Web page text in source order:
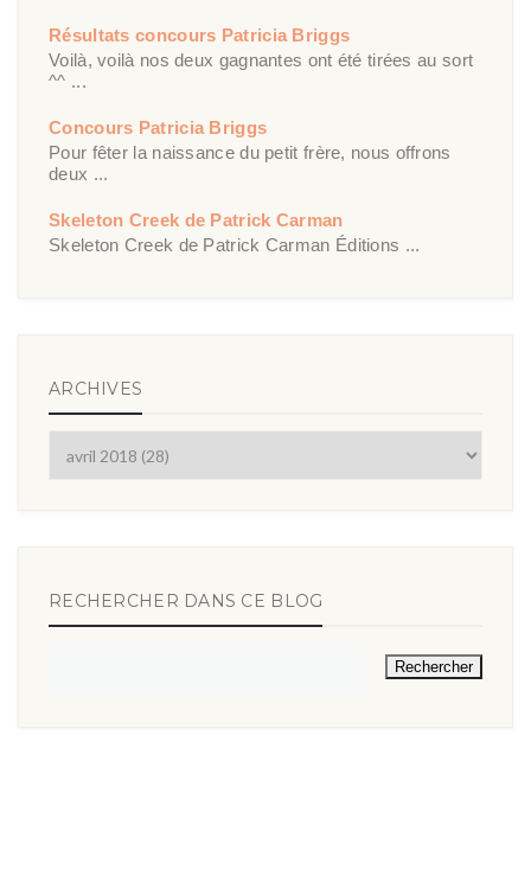
Résultats concours Patricia Briggs
Voilà, voilà nos deux gagnantes ont été tirées au sort
^^ ...
Concours Patricia Briggs
Pour fêter la naissance du petit frère, nous offrons
deux ...
Skeleton Creek de Patrick Carman
Skeleton Creek de Patrick Carman Éditions ...
ARCHIVES
RECHERCHER DANS CE BLOG